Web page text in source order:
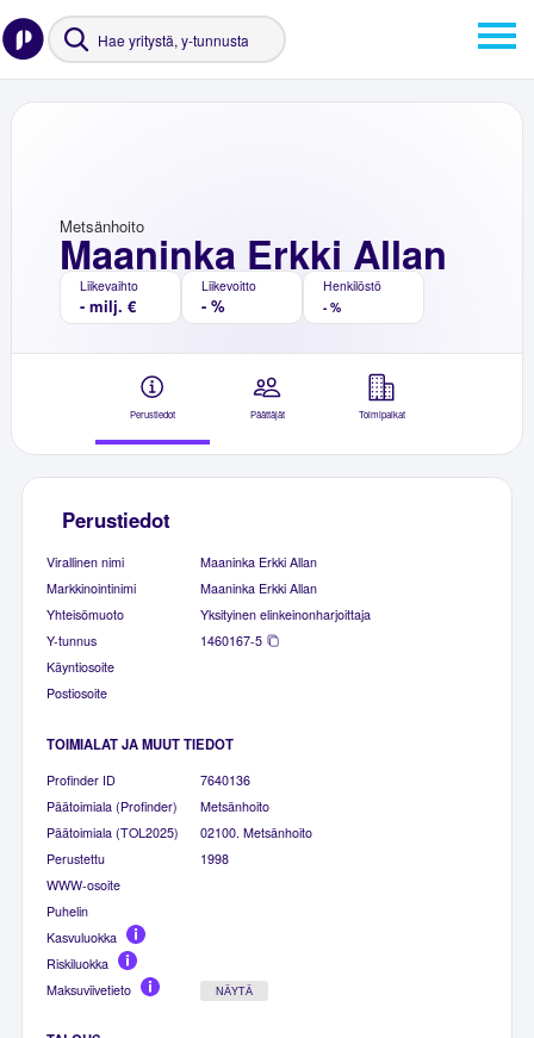
Maaninka Erkki Allan
Metsänhoito
Liikevaihto
- milj. €
Liikevoitto
- %
Henkilöstö
- %
Perustiedot Päättäjät Toimipaikat
Perustiedot
Virallinen nimi
Maaninka Erkki Allan
Markkinointinimi
Maaninka Erkki Allan
Yhteisömuoto
Yksityinen elinkeinonharjoittaja
Y-tunnus
1460167-5
Käyntiosoite
Postiosoite
TOIMIALAT JA MUUT TIEDOT
Profinder ID
7640136
Päätoimiala (Profinder)
Metsänhoito
Päätoimiala (TOL2025)
02100. Metsänhoito
Perustettu
1998
WWW-osoite
Puhelin
Kasvuluokka
Riskiluokka
Maksuviivetieto
NÄYTÄ